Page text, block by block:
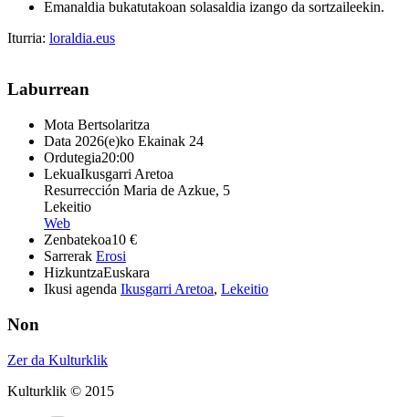
Emanaldia bukatutakoan solasaldia izango da sortzaileekin.
Iturria: loraldia.eus
Laburrean
Mota Bertsolaritza
Data 2026(e)ko Ekainak 24
Ordutegia20:00
LekuaIkusgarri Aretoa
Resurrección Maria de Azkue, 5
Lekeitio
Web
Zenbatekoa10 €
Sarrerak Erosi
HizkuntzaEuskara
Ikusi agenda Ikusgarri Aretoa, Lekeitio
Non
Zer da Kulturklik
Kulturklik © 2015